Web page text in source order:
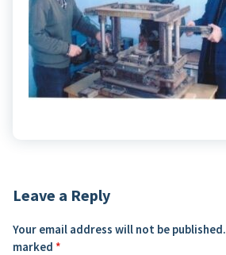
Leave a Reply
Your email address will not be published.
marked *